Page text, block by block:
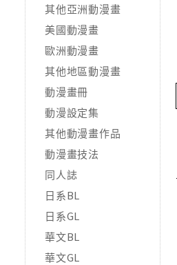
其他亞洲動漫畫
美國動漫畫
歐洲動漫畫
其他地區動漫畫
動漫畫冊
動漫設定集
其他動漫畫作品
動漫畫技法
同人誌
日系BL
日系GL
華文BL
華文GL